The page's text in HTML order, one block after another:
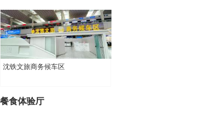
沈铁文旅商务候车区
餐食体验厅